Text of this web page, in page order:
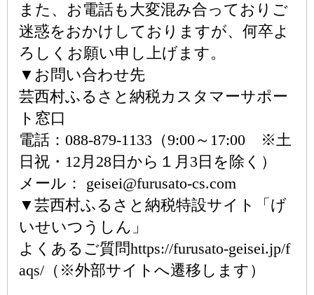
また、お電話も大変混み合っておりご
迷惑をおかけしておりますが、何卒よ
ろしくお願い申し上げます。
▼お問い合わせ先
芸西村ふるさと納税カスタマーサポー
ト窓口
電話：088-879-1133（9:00～17:00 ※土
日祝・12月28日から１月3日を除く）
メール： geisei@furusato-cs.com
▼芸西村ふるさと納税特設サイト「げ
いせいつうしん」
よくあるご質問https://furusato-geisei.jp/f
aqs/（※外部サイトへ遷移します）